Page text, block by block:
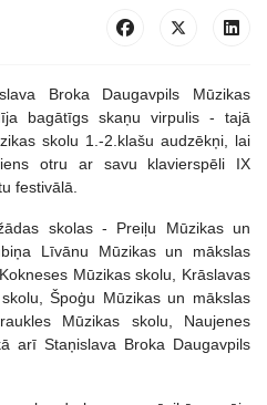
Broka Daugavpils Mūzikas
bagātīgs skaņu virpulis - tajā
skolu 1.-2.klašu audzēkņi, lai
otru ar savu klavierspēli IX
festivālā.
skolas - Preiļu Mūzikas un
Līvānu Mūzikas un mākslas
Mūzikas skolu, Krāslavas
Špoģu Mūzikas un mākslas
Mūzikas skolu, Naujenes
arī Staņislava Broka Daugavpils